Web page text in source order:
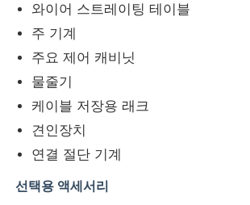
홈
제품 소개
와이어 스트레이팅 테이블
주 기계
주요 제어 캐비닛
물줄기
케이블 저장용 래크
견인장치
연결 절단 기계
선택용 액세서리